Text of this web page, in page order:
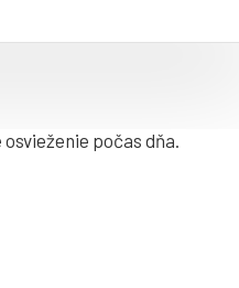
počas dňa.